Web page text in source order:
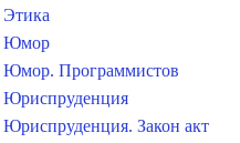
Этика
Юмор
Юмор. Программистов
Юриспруденция
Юриспруденция. Закон акт